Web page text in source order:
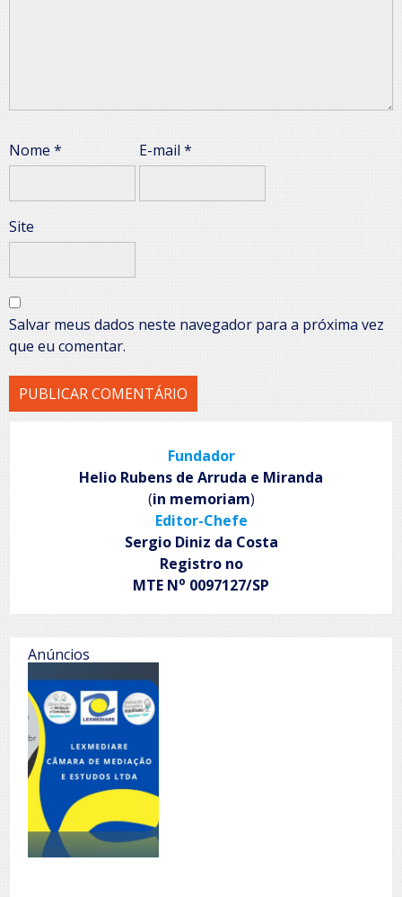
Nome * E-mail *
Site
Salvar meus dados neste navegador para a próxima vez
que eu comentar.
Fundador
Helio Rubens de Arruda e Miranda
(in memoriam)
Editor-Chefe
Sergio Diniz da Costa
Registro no
MTE No 0097127/SP
Anúncios